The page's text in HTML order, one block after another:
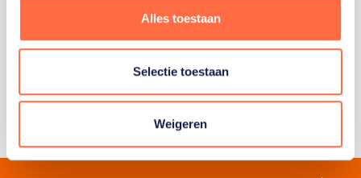
Alles toestaan
Selectie toestaan
Weigeren